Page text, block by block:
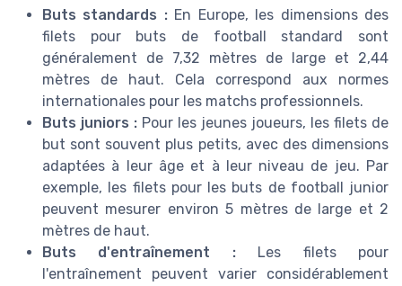
Buts standards :En Europe, les dimensions des
filets pour buts de football standard sont
généralement de 7,32 mètres de large et 2,44
mètres de haut. Cela correspond aux normes
internationales pour les matchs professionnels.
Buts juniors : Pour les jeunes joueurs, les filets de
but sont souvent plus petits, avec des dimensions
adaptées à leur âge et à leur niveau de jeu. Par
exemple, les filets pour les buts de football junior
peuvent mesurer environ 5 mètres de large et 2
mètres de haut.
Buts d'entraînement :Les filets pour
l'entraînement peuvent varier considérablement